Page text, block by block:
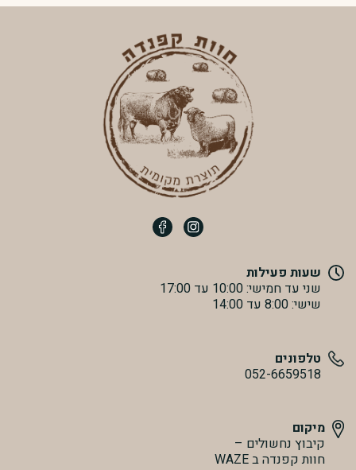
שעות פעילות
שני עד חמישי: 10:00 עד 17:00
שישי: 8:00 עד 14:00
טלפונים
052-6659518
מיקום
קיבוץ נחשולים –
חוות קפנדה ב WAZE